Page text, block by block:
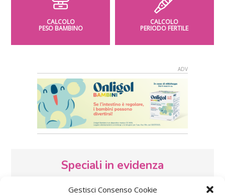
Gestisci Consenso Cookie
CALCOLO
PESO BAMBINO
CALCOLO
PERIODO FERTILE
Speciali in evidenza